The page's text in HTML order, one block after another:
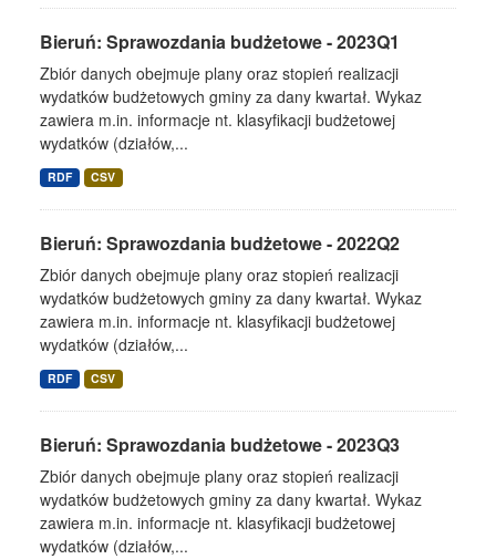
Bieruń: Sprawozdania budżetowe - 2023Q1
Zbiór danych obejmuje plany oraz stopień realizacji
wydatków budżetowych gminy za dany kwartał. Wykaz
zawiera m.in. informacje nt. klasyfikacji budżetowej
wydatków (działów,...
RDF CSV
Bieruń: Sprawozdania budżetowe - 2022Q2
Zbiór danych obejmuje plany oraz stopień realizacji
wydatków budżetowych gminy za dany kwartał. Wykaz
zawiera m.in. informacje nt. klasyfikacji budżetowej
wydatków (działów,...
RDF CSV
Bieruń: Sprawozdania budżetowe - 2023Q3
Zbiór danych obejmuje plany oraz stopień realizacji
wydatków budżetowych gminy za dany kwartał. Wykaz
zawiera m.in. informacje nt. klasyfikacji budżetowej
wydatków (działów,...